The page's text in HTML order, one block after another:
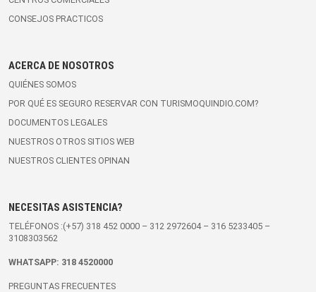
CONSEJOS PRACTICOS
ACERCA DE NOSOTROS
QUIÉNES SOMOS
POR QUÉ ES SEGURO RESERVAR CON TURISMOQUINDIO.COM?
DOCUMENTOS LEGALES
NUESTROS OTROS SITIOS WEB
NUESTROS CLIENTES OPINAN
NECESITAS ASISTENCIA?
TELÉFONOS :(+57) 318 452 0000 – 312 2972604– 316 5233405 –
3108303562
WHATSAPP: 318 4520000
PREGUNTAS FRECUENTES